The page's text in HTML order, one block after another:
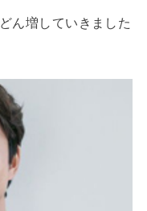
ん増していきました